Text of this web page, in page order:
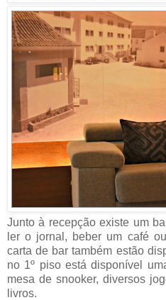
Junto à recepção existe um
ler o jornal, beber um café
carta de bar também estão
no 1º piso está disponível
mesa de snooker, diversos
livros.